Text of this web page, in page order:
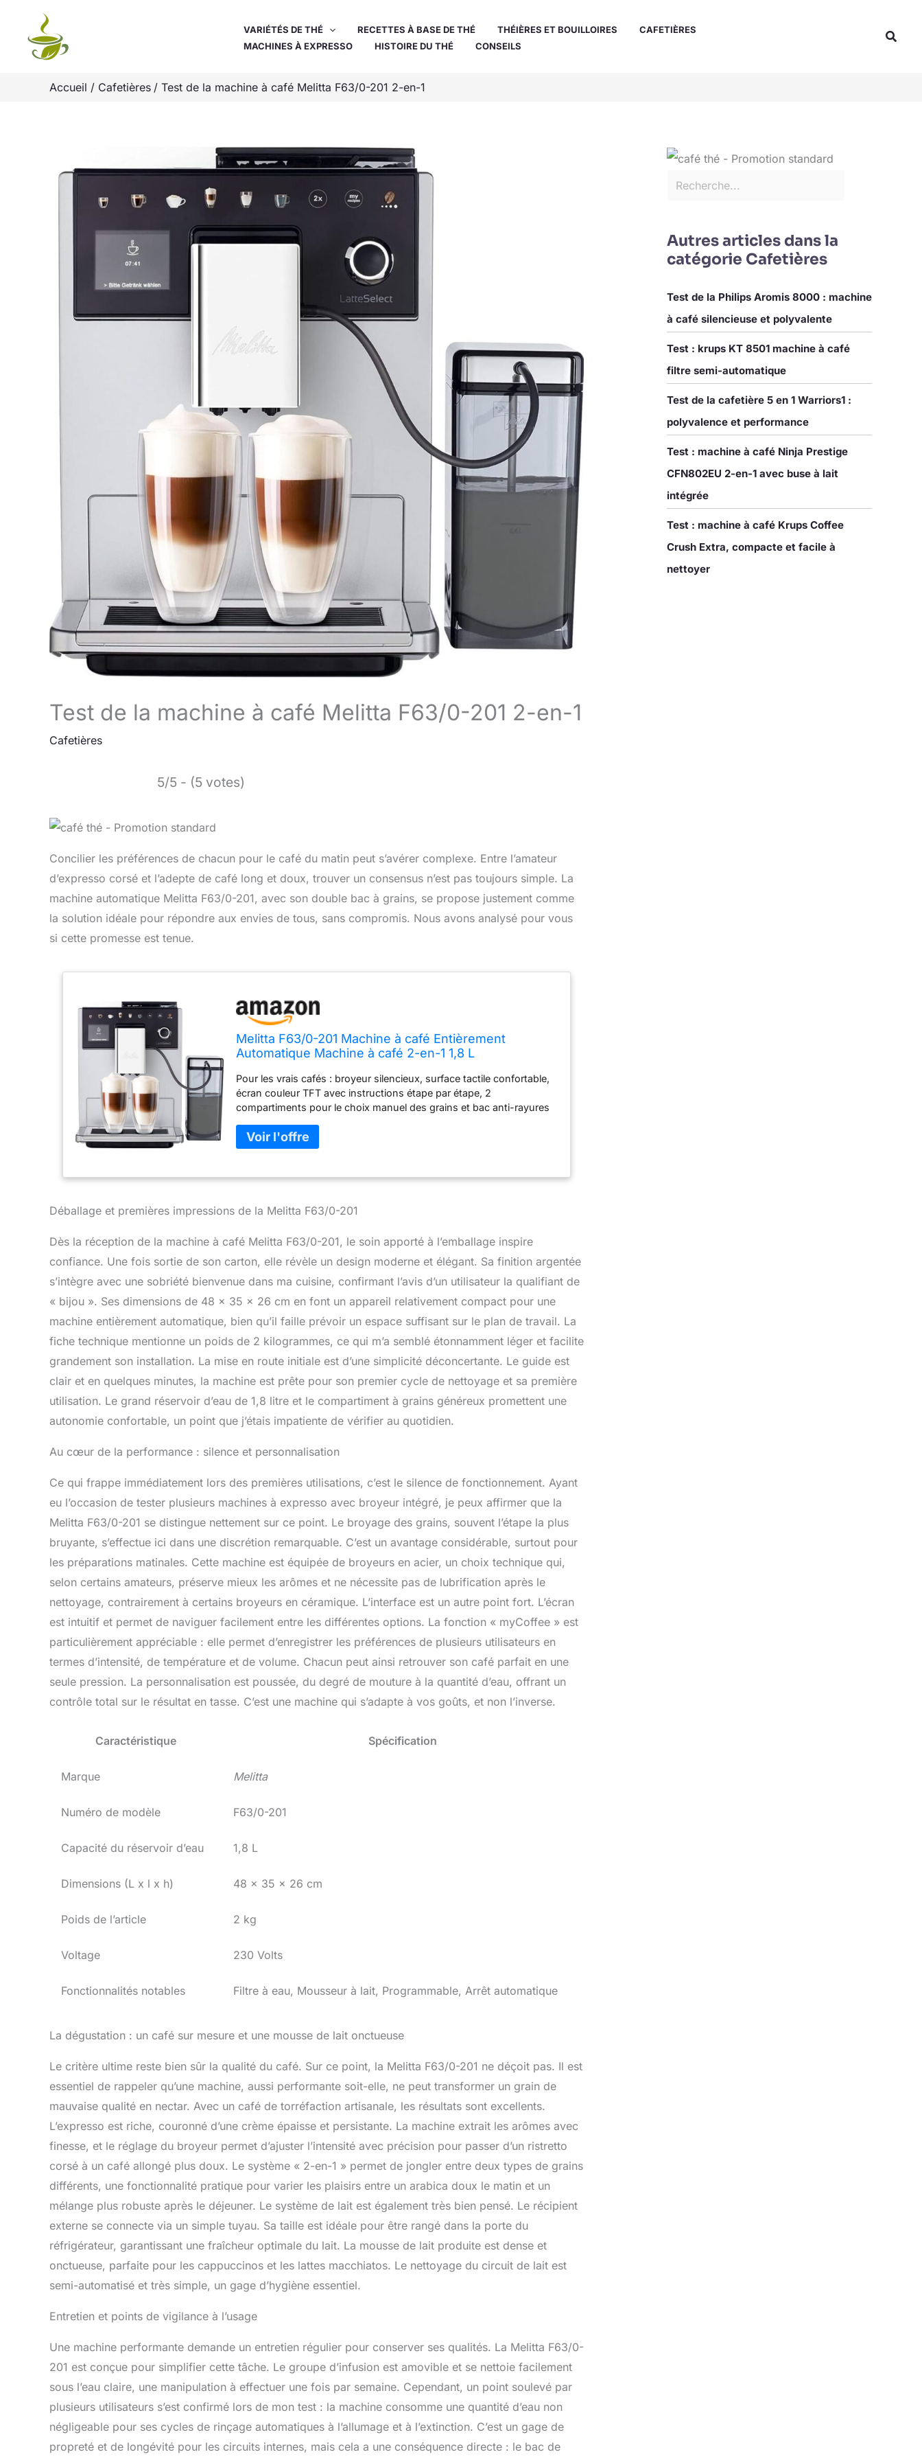
contenu
VARIÉTÉS DE THÉ RECETTES À BASE DE THÉ THÉIÈRES ET BOUILLOIRES
CAFETIÈRES
MACHINES À EXPRESSO
HISTOIRE DU THÉ CONSEILS
Accueil Cafetières Test de la machine à café Melitta F63/0-201 2-en-1
Test de la machine à café Melitta F63/0-201 2-en-1
Cafetières
5/5 - (5 votes)
Concilier les préférences de chacun pour le café du matin peut s’avérer complexe. Entre l’amateur
d’expresso corsé et l’adepte de café long et doux, trouver un consensus n’est pas toujours simple. La
machine automatique Melitta F63/0-201, avec son double bac à grains, se propose justement comme
la solution idéale pour répondre aux envies de tous, sans compromis. Nous avons analysé pour vous
si cette promesse est tenue.
Melitta F63/0-201 Machine à café Entièrement
Automatique Machine à café 2-en-1 1,8 L
Pour les vrais cafés : broyeur silencieux, surface tactile confortable,
écran couleur TFT avec instructions étape par étape, 2
compartiments pour le choix manuel des grains et bac anti-rayures
12 variantes de café via la fonction My Coffee Memory, mouture et
épaisseur de café réglables, Process de p italienne avec un plaisir de
avec éclairage LED et fonction One-Touch pour expresso, café
variantes de café sur simple pression d'un bouton Nettoyage et
nettoyage et de détartrage automatique et Easy Steam Cleaning
pour un nettoyage rapide après chaque tasse de café Contenu de la
livraison : 1 x Melitta Latte Select avec réservoir à lait avec cuillère de
mesure et 1 x filtre à eau Pro Aqua avec aide à ser, F 630-201, é
Déballage et premières impressions de la Melitta F63/0-201
Dès la réception de la machine à café Melitta F63/0-201, le soin apporté à l’emballage inspire
confiance. Une fois sortie de son carton, elle révèle un design moderne et élégant. Sa finition argentée
s’intègre avec une sobriété bienvenue dans ma cuisine, confirmant l’avis d’un utilisateur la qualifiant de
« bijou ». Ses dimensions de 48 x 35 x 26 cm en font un appareil relativement compact pour une
machine entièrement automatique, bien qu’il faille prévoir un espace suffisant sur le plan de travail. La
fiche technique mentionne un poids de 2 kilogrammes, ce qui m’a semblé étonnamment léger et facilite
grandement son installation. La mise en route initiale est d’une simplicité déconcertante. Le guide est
clair et en quelques minutes, la machine est prête pour son premier cycle de nettoyage et sa première
utilisation. Le grand réservoir d’eau de 1,8 litre et le compartiment à grains généreux promettent une
autonomie confortable, un point que j’étais impatiente de vérifier au quotidien.
Au cœur de la performance : silence et personnalisation
Ce qui frappe immédiatement lors des premières utilisations, c’est le silence de fonctionnement. Ayant
eu l’occasion de tester plusieurs machines à expresso avec broyeur intégré, je peux affirmer que la
Melitta F63/0-201 se distingue nettement sur ce point. Le broyage des grains, souvent l’étape la plus
bruyante, s’effectue ici dans une discrétion remarquable. C’est un avantage considérable, surtout pour
les préparations matinales. Cette machine est équipée de broyeurs en acier, un choix technique qui,
selon certains amateurs, préserve mieux les arômes et ne nécessite pas de lubrification après le
nettoyage, contrairement à certains broyeurs en céramique. L’interface est un autre point fort. L’écran
est intuitif et permet de naviguer facilement entre les différentes options. La fonction « myCoffee » est
particulièrement appréciable : elle permet d’enregistrer les préférences de plusieurs utilisateurs en
termes d’intensité, de température et de volume. Chacun peut ainsi retrouver son café parfait en une
seule pression. La personnalisation est poussée, du degré de mouture à la quantité d’eau, offrant un
contrôle total sur le résultat en tasse. C’est une machine qui s’adapte à vos goûts, et non l’inverse.
Caractéristique Spécification
Marque Melitta
Numéro de modèle F63/0-201
Capacité du réservoir d’eau 1,8 L
Dimensions (L x l x h) 48 x 35 x 26 cm
Poids de l’article 2 kg
Voltage 230 Volts
Fonctionnalités notables Filtre à eau, Mousseur à lait, Programmable, Arrêt automatique
La dégustation : un café sur mesure et une mousse de lait onctueuse
Le critère ultime reste bien sûr la qualité du café. Sur ce point, la Melitta F63/0-201 ne déçoit pas. Il est
essentiel de rappeler qu’une machine, aussi performante soit-elle, ne peut transformer un grain de
mauvaise qualité en nectar. Avec un café de torréfaction artisanale, les résultats sont excellents.
L’expresso est riche, couronné d’une crème épaisse et persistante. La machine extrait les arômes avec
finesse, et le réglage du broyeur permet d’ajuster l’intensité avec précision pour passer d’un ristretto
corsé à un café allongé plus doux. Le système « 2-en-1 » permet de jongler entre deux types de grains
différents, une fonctionnalité pratique pour varier les plaisirs entre un arabica doux le matin et un
mélange plus robuste après le déjeuner. Le système de lait est également très bien pensé. Le récipient
externe se connecte via un simple tuyau. Sa taille est idéale pour être rangé dans la porte du
réfrigérateur, garantissant une fraîcheur optimale du lait. La mousse de lait produite est dense et
onctueuse, parfaite pour les cappuccinos et les lattes macchiatos. Le nettoyage du circuit de lait est
semi-automatisé et très simple, un gage d’hygiène essentiel.
Entretien et points de vigilance à l’usage
Une machine performante demande un entretien régulier pour conserver ses qualités. La Melitta F63/0-
201 est conçue pour simplifier cette tâche. Le groupe d’infusion est amovible et se nettoie facilement
sous l’eau claire, une manipulation à effectuer une fois par semaine. Cependant, un point soulevé par
plusieurs utilisateurs s’est confirmé lors de mon test : la machine consomme une quantité d’eau non
négligeable pour ses cycles de rinçage automatiques à l’allumage et à l’extinction. C’est un gage de
propreté et de longévité pour les circuits internes, mais cela a une conséquence directe : le bac de
Autres articles dans la
catégorie Cafetières
Test de la Philips Aromis 8000 : machine
à café silencieuse et polyvalente
Test : krups KT 8501 machine à café
filtre semi-automatique
Test de la cafetière 5 en 1 Warriors1 :
polyvalence et performance
Test : machine à café Ninja Prestige
CFN802EU 2-en-1 avec buse à lait
intégrée
Test : machine à café Krups Coffee
Crush Extra, compacte et facile à
nettoyer